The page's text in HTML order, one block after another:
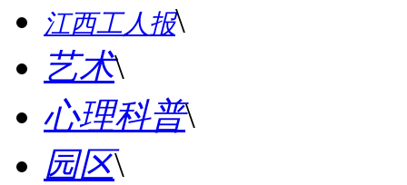
江西工人报\
艺术\
心理科普\
园区\